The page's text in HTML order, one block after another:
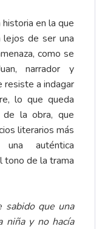
en la que
lejos de ser una
como se
narrador y
resiste a indagar
lo que queda
la obra, que
literarios más
auténtica
tono de la trama
sabido que una
niña y no hacía